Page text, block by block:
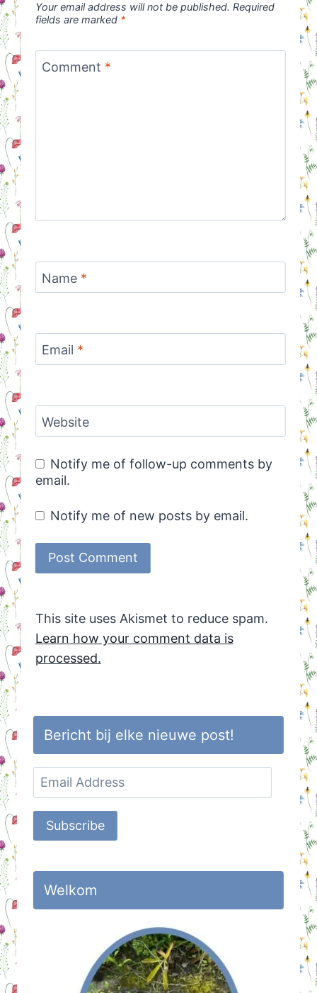
Your email address will not be published. Required
fields are marked *
Comment *
Name *
Email *
Website
Notify me of follow-up comments by
email.
Notify me of new posts by email.
This site uses Akismet to reduce spam.
Learn how your comment data is
processed.
Bericht bij elke nieuwe post!
Email
Address
Subscribe
Welkom